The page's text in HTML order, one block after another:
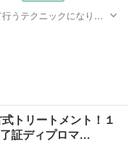
うテクニックになりま
トリートメント！１
証ディプロマ…